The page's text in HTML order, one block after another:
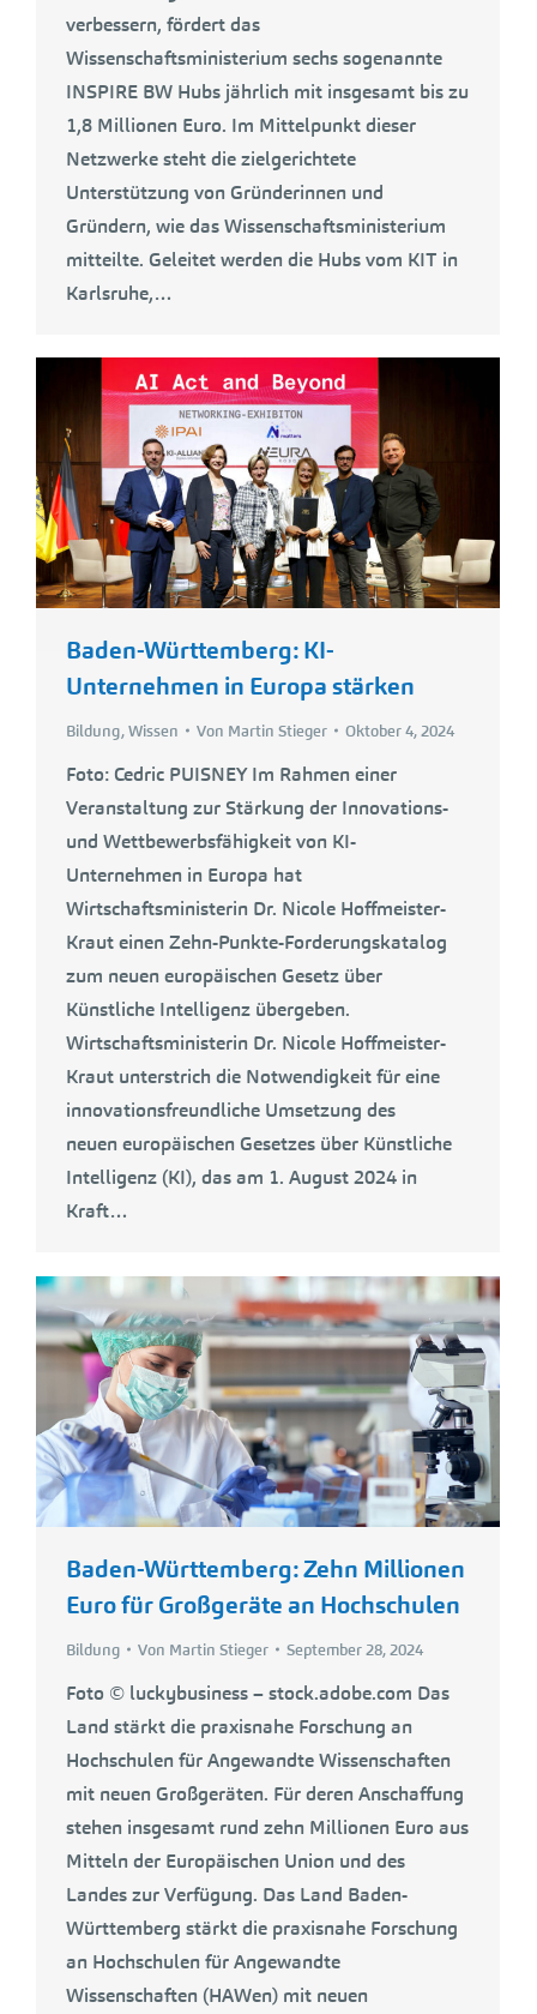
verbessern, fördert das
Wissenschaftsministerium sechs sogenannte
INSPIRE BW Hubs jährlich mit insgesamt bis zu
1,8 Millionen Euro. Im Mittelpunkt dieser
Netzwerke steht die zielgerichtete
Unterstützung von Gründerinnen und
Gründern, wie das Wissenschaftsministerium
mitteilte. Geleitet werden die Hubs vom KIT in
Karlsruhe,…
Baden-Württemberg: KI-
Unternehmen in Europa stärken
Bildung,Wissen Von Martin Stieger Oktober 4, 2024
Foto: Cedric PUISNEY Im Rahmen einer
Veranstaltung zur Stärkung der Innovations-
und Wettbewerbsfähigkeit von KI-
Unternehmen in Europa hat
Wirtschaftsministerin Dr. Nicole Hoffmeister-
Kraut einen Zehn-Punkte-Forderungskatalog
zum neuen europäischen Gesetz über
Künstliche Intelligenz übergeben.
Wirtschaftsministerin Dr. Nicole Hoffmeister-
Kraut unterstrich die Notwendigkeit für eine
innovationsfreundliche Umsetzung des
neuen europäischen Gesetzes über Künstliche
Intelligenz (KI), das am 1. August 2024 in
Kraft…
Baden-Württemberg: Zehn Millionen
Euro für Großgeräte an Hochschulen
Bildung Von Martin Stieger September 28, 2024
Foto © luckybusiness – stock.adobe.com Das
Land stärkt die praxisnahe Forschung an
Hochschulen für Angewandte Wissenschaften
mit neuen Großgeräten. Für deren Anschaffung
stehen insgesamt rund zehn Millionen Euro aus
Mitteln der Europäischen Union und des
Landes zur Verfügung. Das Land Baden-
Württemberg stärkt die praxisnahe Forschung
an Hochschulen für Angewandte
Wissenschaften (HAWen) mit neuen